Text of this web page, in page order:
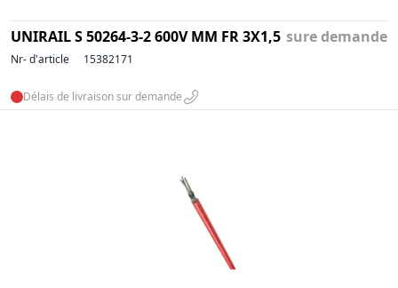
UNIRAIL S 50264-3-2 600V MM FR 3X1,5 sure demande
Nr- d'article 15382171
Délais de livraison sur demande